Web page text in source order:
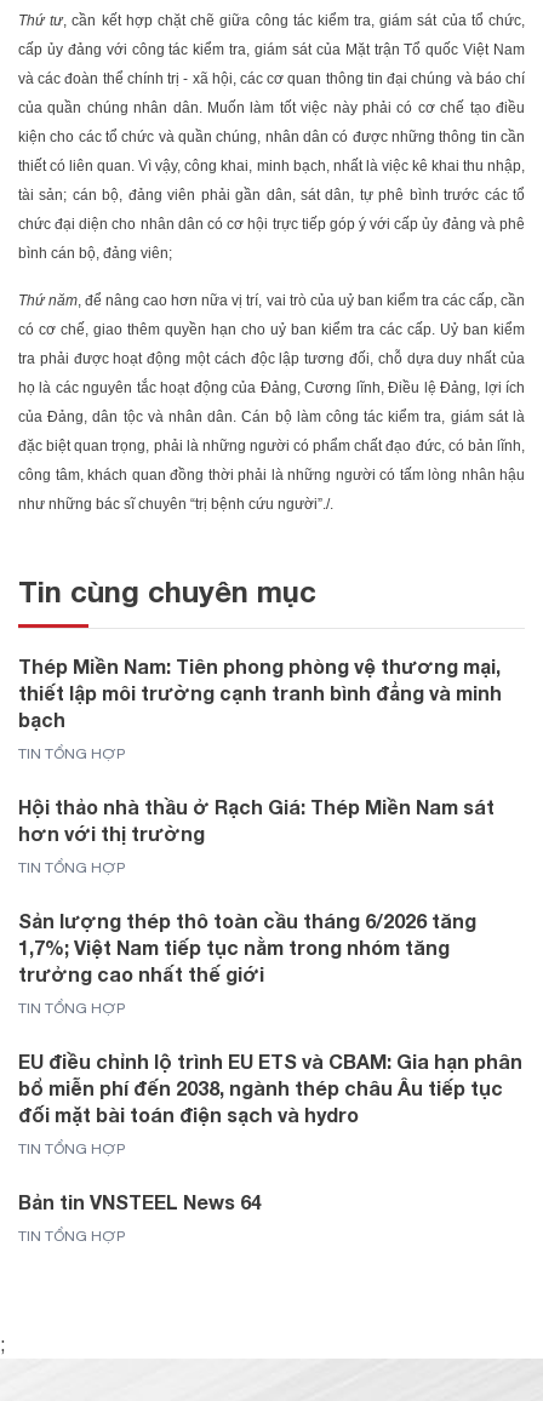
Thứ tư, cần kết hợp chặt chẽ giữa công tác kiểm tra, giám sát của tổ chức,
cấp ủy đảng với công tác kiểm tra, giám sát của Mặt trận Tổ quốc Việt Nam
và các đoàn thể chính trị - xã hội, các cơ quan thông tin đại chúng và báo chí
của quần chúng nhân dân. Muốn làm tốt việc này phải có cơ chế tạo điều
kiện cho các tổ chức và quần chúng, nhân dân có được những thông tin cần
thiết có liên quan. Vì vậy, công khai, minh bạch, nhất là việc kê khai thu nhập,
tài sản; cán bộ, đảng viên phải gần dân, sát dân, tự phê bình trước các tổ
chức đại diện cho nhân dân có cơ hội trực tiếp góp ý với cấp ủy đảng và phê
bình cán bộ, đảng viên;
Thứ năm, để nâng cao hơn nữa vị trí, vai trò của uỷ ban kiểm tra các cấp, cần
có cơ chế, giao thêm quyền hạn cho uỷ ban kiểm tra các cấp. Uỷ ban kiểm
tra phải được hoạt động một cách độc lập tương đối, chỗ dựa duy nhất của
họ là các nguyên tắc hoạt động của Đảng, Cương lĩnh, Điều lệ Đảng, lợi ích
của Đảng, dân tộc và nhân dân. Cán bộ làm công tác kiểm tra, giám sát là
đặc biệt quan trọng, phải là những người có phẩm chất đạo đức, có bản lĩnh,
công tâm, khách quan đồng thời phải là những người có tấm lòng nhân hậu
như những bác sĩ chuyên “trị bệnh cứu người”./.
Tin cùng chuyên mục
Thép Miền Nam: Tiên phong phòng vệ thương mại,
thiết lập môi trường cạnh tranh bình đẳng và minh
bạch
TIN TỔNG HỢP
Hội thảo nhà thầu ở Rạch Giá: Thép Miền Nam sát
hơn với thị trường
TIN TỔNG HỢP
Sản lượng thép thô toàn cầu tháng 6/2026 tăng
1,7%; Việt Nam tiếp tục nằm trong nhóm tăng
trưởng cao nhất thế giới
TIN TỔNG HỢP
EU điều chỉnh lộ trình EU ETS và CBAM: Gia hạn phân
bổ miễn phí đến 2038, ngành thép châu Âu tiếp tục
đối mặt bài toán điện sạch và hydro
TIN TỔNG HỢP
Bản tin VNSTEEL News 64
TIN TỔNG HỢP
;